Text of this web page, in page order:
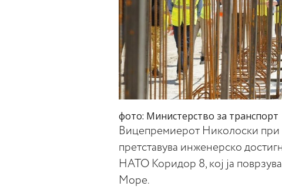
фото: Министерство за транспорт
Вицепремиерот Николоски при
претставува инженерско
НАТО Коридор 8, кој ја
Море.